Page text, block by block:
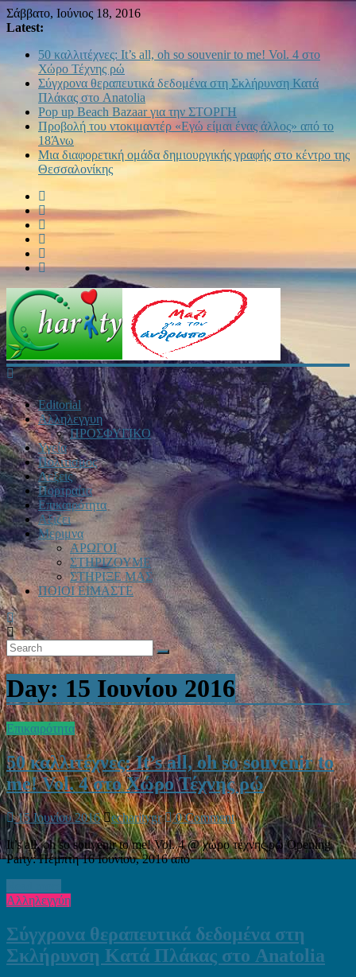
Σάββατο, Ιούνιος 18, 2016
Latest:
50 καλλιτέχνες: It’s all, oh so souvenir to me! Vol. 4 στο
Χώρο Τέχνης ρώ
Σύγχρονα θεραπευτικά δεδομένα στη Σκλήρυνση Κατά
Πλάκας στο Anatolia
Pop up Beach Bazaar για την ΣΤΟΡΓΗ
Προβολή του ντοκιμαντέρ «Εγώ είμαι ένας άλλος» από το
18Άνω
Μια διαφορετική ομάδα δημιουργικής γραφής στο κέντρο της
Θεσσαλονίκης
Editorial
Αλληλεγγυη
ΠΡΟΣΦΥΓΙΚΟ
Υγεία
Πολιτισμος
Λεξεις
Πορτραίτα
Επικαιρότητα
Αξιζει
Μεριμνα
ΑΡΩΓΟΙ
ΣΤΗΡΙΖΟΥΜΕ
ΣΤΗΡΙΞΕ ΜΑΣ
ΠΟΙΟΙ ΕΙΜΑΣΤΕ
Day: 15 Ιουνίου 2016
Επικαιρότητα
50 καλλιτέχνες: It’s all, oh so souvenir to
me! Vol. 4 στο Χώρο Τέχνης ρώ
15 Ιουνίου 2016 echaritygr
0 Comment
It’s all, oh so souvenir to me! Vol. 4 @ χώρο τέχνης ρώ Opening
Party: Πέμπτη 16 Ιουνίου, 2016 από
Αλληλεγγύη
Σύγχρονα θεραπευτικά δεδομένα στη
Σκλήρυνση Κατά Πλάκας στο Anatolia